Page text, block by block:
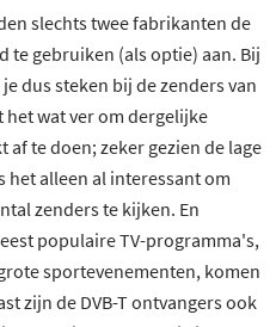
slechts twee fabrikanten de
te gebruiken (als optie) aan. Bij
dus steken bij de zenders van
wat ver om dergelijke
te doen; zeker gezien de lage
het alleen al interessant om
zenders te kijken. En
populaire TV-programma's,
sportevenementen, komen
zijn de DVB-T ontvangers ook